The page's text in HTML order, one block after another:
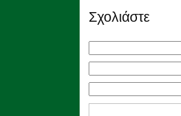
Σχολιάστε